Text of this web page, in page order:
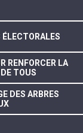
RENFORCER LA
TOUS
DES ARBRES